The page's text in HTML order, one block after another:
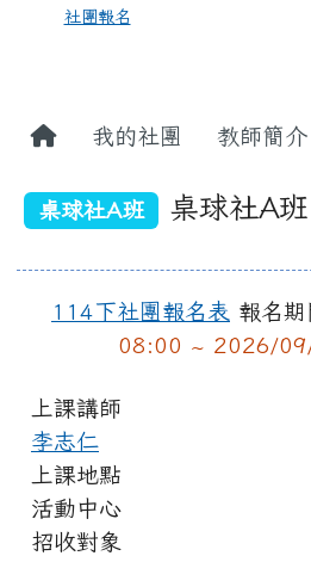
社團報名
我的社團 教師簡介
桌球社A班 桌球社A班
114下社團報名表 報名期
08:00 ~ 2026/
上課講師
李志仁
上課地點
活動中心
招收對象